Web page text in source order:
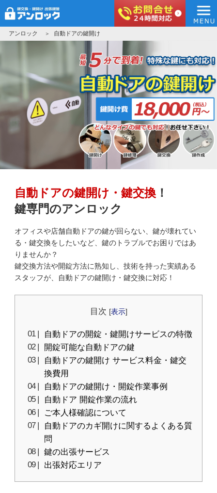
テ
キ
アンロック
アンロック 自動ドアの鍵開け
自動ドアの鍵開け・鍵交換 ！
鍵専門のアンロック
オフィスや店舗自動ドアの鍵が回らない、鍵が壊れてい
る・鍵交換をしたいなど、鍵のトラブルでお困りではあ
りませんか？
鍵交換方法や開錠方法に熟知し、技術を持った実績ある
スタッフが、自動ドアの鍵開け・鍵交換に対応！
目次 [表示]
自動ドアの開錠・鍵開けサービスの特徴
開錠可能な自動ドアの鍵
自動ドアの鍵開け サービス料金・鍵交
換費用
自動ドアの鍵開け・開錠作業事例
自動ドア 開錠作業の流れ
ご本人様確認について
自動ドアのカギ開けに関するよくある質
問
鍵の出張サービス
出張対応エリア